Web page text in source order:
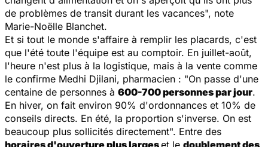
de problèmes de transit durant les vacances", note
Marie-Noëlle Blanchet.
Et si tout le monde s'affaire à remplir les placards, c'est
que l'été toute l'équipe est au comptoir. En juillet-août,
l'heure n'est plus à la logistique, mais à la vente comme
le confirme Medhi Djilani, pharmacien : "On passe d'une
centaine de personnes à 600-700 personnes par jour.
En hiver, on fait environ 90% d'ordonnances et 10% de
conseils directs. En été, la proportion s'inverse. On est
beaucoup plus sollicités directement". Entre des
horaires d'ouverture plus largeset le doublement des